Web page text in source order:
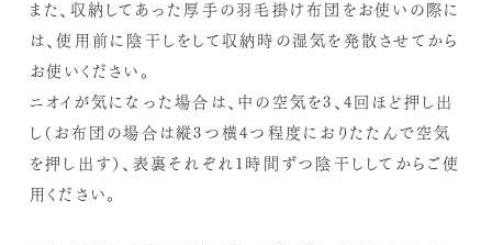
また、収納してあった厚手の羽毛掛け布団をお使いの際に
は、使用前に陰干しをして収納時の湿気を発散させてから
お使いください。
ニオイが気になった場合は、中の空気を3、4回ほど押し出
し（お布団の場合は縦3つ横4つ程度におりたたんで空気
を押し出す）、表裏それぞれ1時間ずつ陰干ししてからご使
用ください。